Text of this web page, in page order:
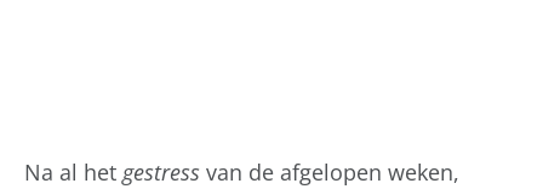
Na al het gestress van de afgelopen weken,